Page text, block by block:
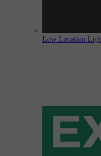
Low Location